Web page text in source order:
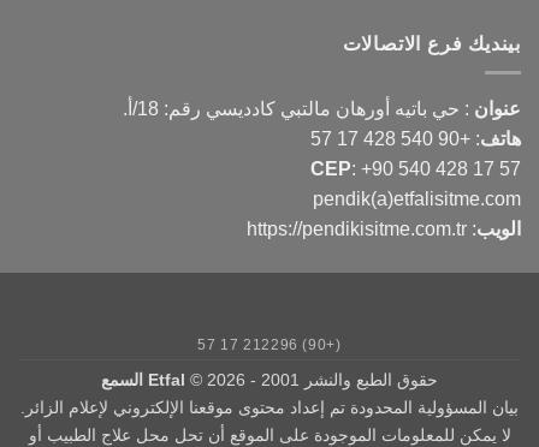
بينديك فرع الاتصالات
عنوان : حي باتيه أورهان مالتبي كادديسي رقم: 18/أ.
هاتف:
+90 540 428 17 57
CEP: +90 540 428 17 57
pendik(a)etfalisitme.com
الويب:
https://pendikisitme.com.tr
(+90) 212296 17 57
حقوق الطبع والنشر 2001 - 2026 ©
Etfal السمع
بيان المسؤولية المحدودة تم إعداد محتوى موقعنا الإلكتروني لإعلام الزائر.
لا يمكن للمعلومات الموجودة على الموقع أن تحل محل علاج الطبيب أو